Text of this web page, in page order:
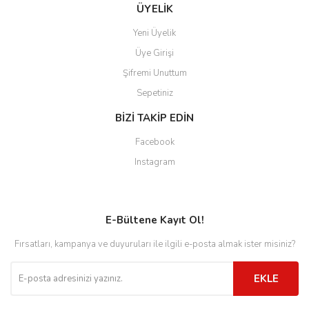
ÜYELİK
Yeni Üyelik
Üye Girişi
Şifremi Unuttum
Sepetiniz
BİZİ TAKİP EDİN
Facebook
Instagram
E-Bültene Kayıt Ol!
Fırsatları, kampanya ve duyuruları ile ilgili e-posta almak ister misiniz?
EKLE